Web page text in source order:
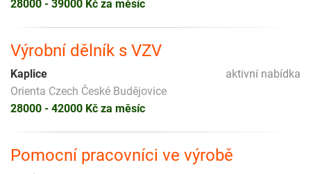
28000 - 39000 Kč za měsíc
Výrobní dělník s VZV
aktivní nabídka
Kaplice
Orienta Czech České Budějovice
28000 - 42000 Kč za měsíc
Pomocní pracovníci ve výrobě